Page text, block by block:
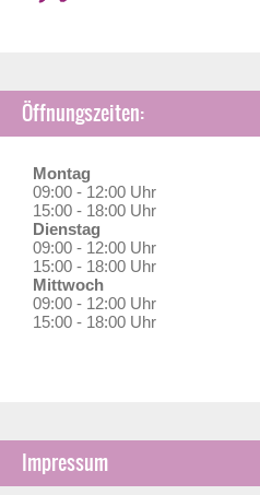
Öffnungszeiten:
Montag
09:00 - 12:00 Uhr
15:00 - 18:00 Uhr
Dienstag
09:00 - 12:00 Uhr
15:00 - 18:00 Uhr
Mittwoch
09:00 - 12:00 Uhr
15:00 - 18:00 Uhr
Impressum